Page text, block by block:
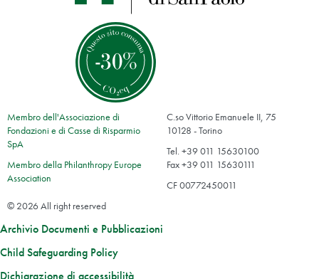
Membro dell'Associazione di
Fondazioni e di Casse di Risparmio
SpA
Membro della Philanthropy Europe
Association
C.so Vittorio Emanuele II, 75
10128 - Torino
Tel. +39 011 15630100
Fax +39 011 15630111
CF 00772450011
© 2026 All right reserved
Archivio Documenti e Pubblicazioni
Child Safeguarding Policy
Dichiarazione di accessibilità